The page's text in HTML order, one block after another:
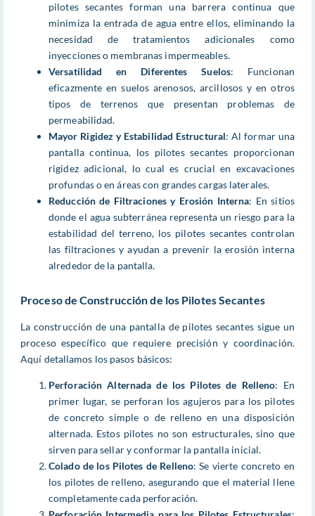
pilotes secantes forman una barrera continua que
minimiza la entrada de agua entre ellos, eliminando la
necesidad de tratamientos adicionales como
inyecciones o membranas impermeables.
Versatilidad en Diferentes Suelos: Funcionan
eficazmente en suelos arenosos, arcillosos y en otros
tipos de terrenos que presentan problemas de
permeabilidad.
Mayor Rigidez y Estabilidad Estructural: Al formar una
pantalla continua, los pilotes secantes proporcionan
rigidez adicional, lo cual es crucial en excavaciones
profundas o en áreas con grandes cargas laterales.
Reducción de Filtraciones y Erosión Interna: En sitios
donde el agua subterránea representa un riesgo para la
estabilidad del terreno, los pilotes secantes controlan
las filtraciones y ayudan a prevenir la erosión interna
alrededor de la pantalla.
Proceso de Construcción de los Pilotes Secantes
La construcción de una pantalla de pilotes secantes sigue un
proceso específico que requiere precisión y coordinación.
Aquí detallamos los pasos básicos:
Perforación Alternada de los Pilotes de Relleno: En
primer lugar, se perforan los agujeros para los pilotes
de concreto simple o de relleno en una disposición
alternada. Estos pilotes no son estructurales, sino que
sirven para sellar y conformar la pantalla inicial.
Colado de los Pilotes de Relleno: Se vierte concreto en
los pilotes de relleno, asegurando que el material llene
completamente cada perforación.